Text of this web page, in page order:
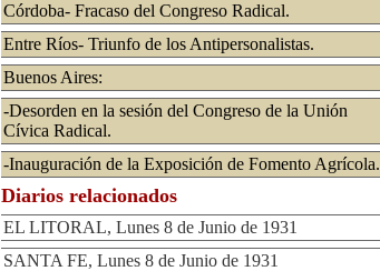
Córdoba- Fracaso del Congreso Radical.
Entre Ríos- Triunfo de los Antipersonalistas.
Buenos Aires:
-Desorden en la sesión del Congreso de la Unión
Cívica Radical.
-Inauguración de la Exposición de Fomento Agrícola.
Diarios relacionados
EL LITORAL, Lunes 8 de Junio de 1931
SANTA FE, Lunes 8 de Junio de 1931